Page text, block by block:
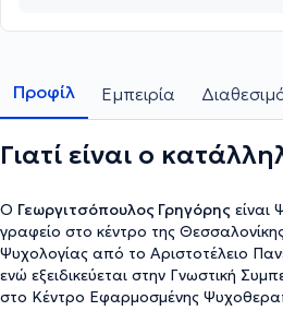
Προφίλ Εμπειρία
Γιατί είναι ο
Ο Γεωργιτσόπουλος Γρηγόρης είναι
γραφείο στο κέντρο της
Ψυχολογίας από το Αριστοτέλειο
ενώ εξειδικεύεται στην Γνωστική
στο Κέντρο Εφαρμοσμένης